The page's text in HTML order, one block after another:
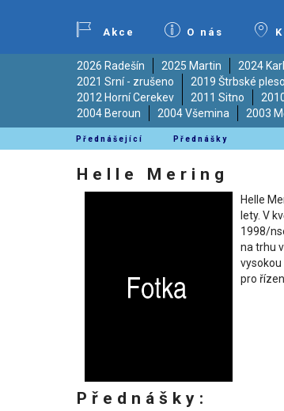
Akce O nás
2026 Radešín 2025 Martin 2024
2021 Srní - zrušeno
2019 Štrbské pleso
2012 Horní Cerekev
2011 Sitno
2004 Beroun
2004 Všemina 2003
Přednášející Přednášky
Helle Mering
Helle
lety. V
1998/
na trhu
pro
Přednášky: